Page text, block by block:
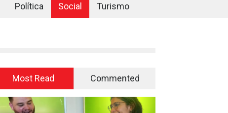
Política Social Turismo
Most Read Commented